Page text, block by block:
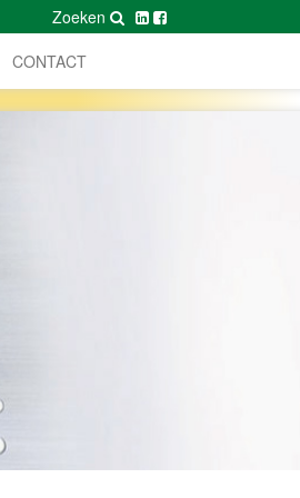
Zoeken
CONTACT